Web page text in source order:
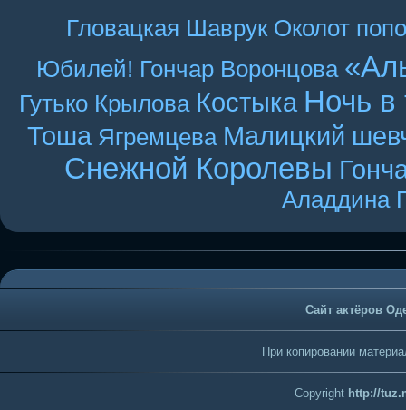
Гловацкая Шаврук Околот
Юбилей! Гончар Воронцова
Гутько Крылова Костыка Ночь в
Тоша Ягремцева Малицкий
Снежной Королевы
Аладдина
Сайт актёров
При копировании
Copyright http://